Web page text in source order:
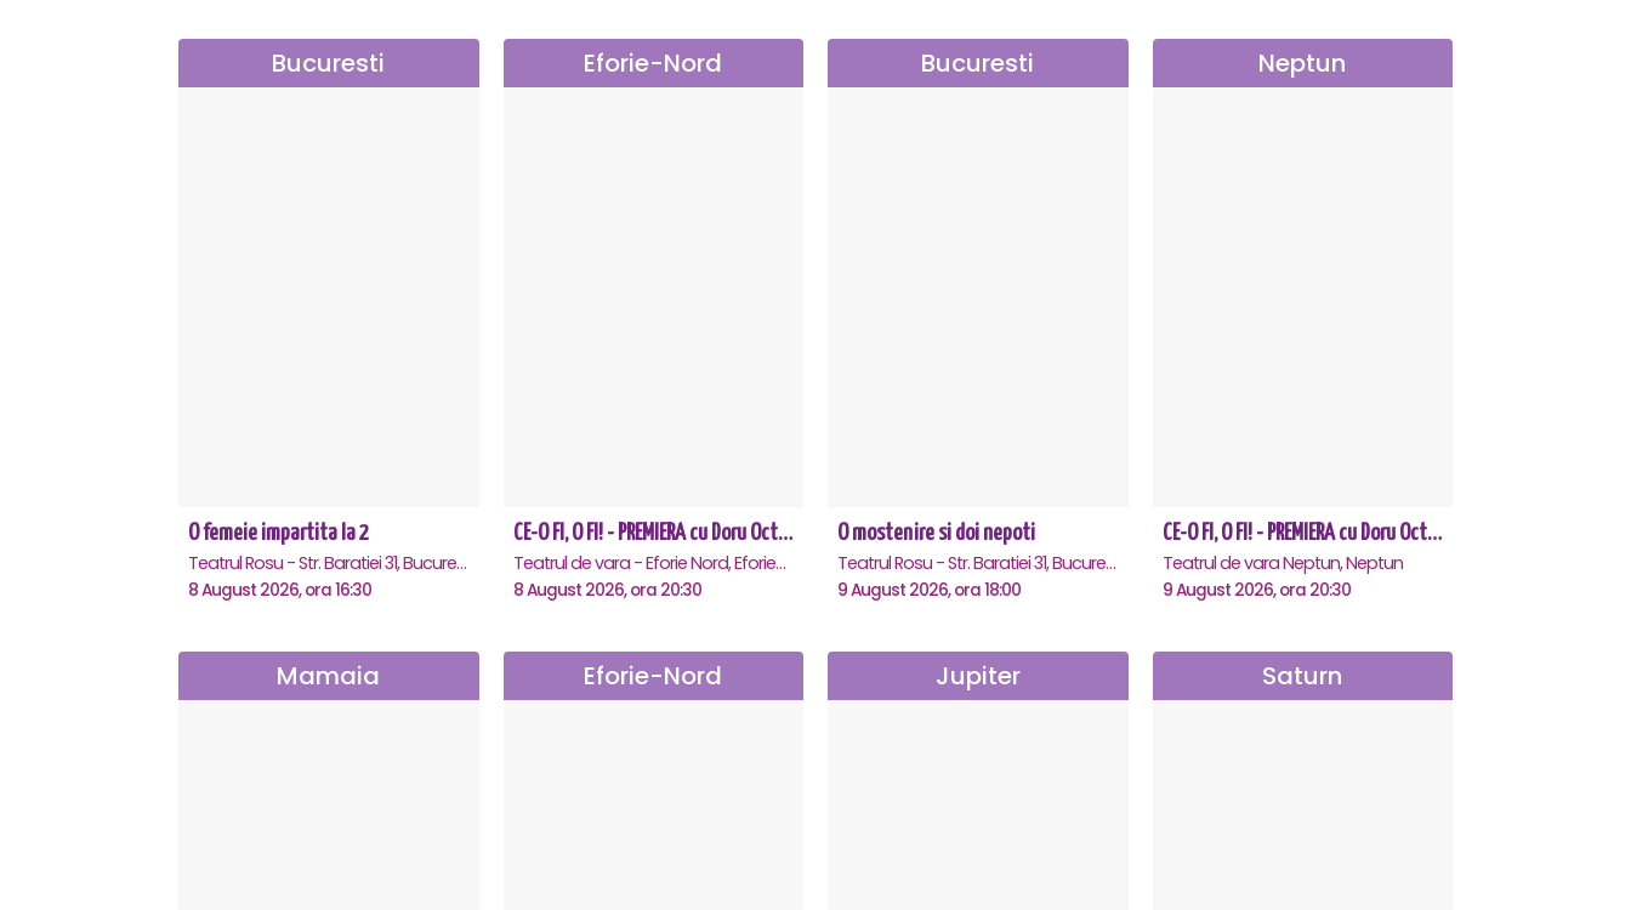
Bucuresti
O femeie impartita la 2
Teatrul Rosu - Str. Baratiei 31, Bucuresti
8 August 2026, ora 16:30
Eforie-Nord
CE-O FI, O FI! - PREMIERA cu Doru Octavian Dumitru - Eforie Nord
Teatrul de vara - Eforie Nord, Eforie-Nord
8 August 2026, ora 20:30
Bucuresti
O mostenire si doi nepoti
Teatrul Rosu - Str. Baratiei 31, Bucuresti
9 August 2026, ora 18:00
Neptun
CE-O FI, O FI! - PREMIERA cu Doru Octavian Dumitru - Neptun
Teatrul de vara Neptun, Neptun
9 August 2026, ora 20:30
Mamaia Eforie-Nord Jupiter Saturn